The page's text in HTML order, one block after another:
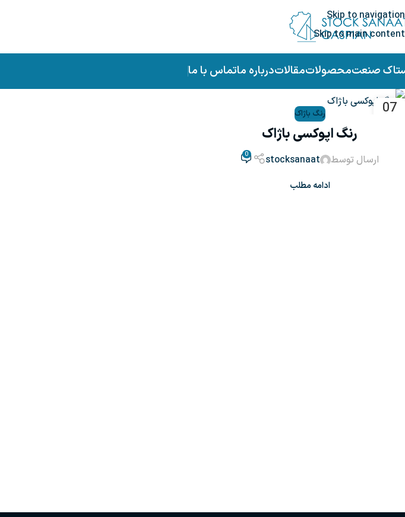
Skip to navigation
Skip to main content
صنعتمحصولاتمقالاتدرباره ماتماس با ما
07 رنگ باژاک
رنگ اپوکسی باژاک
ارسال توسط stocksanaat
0
ادامه مطلب